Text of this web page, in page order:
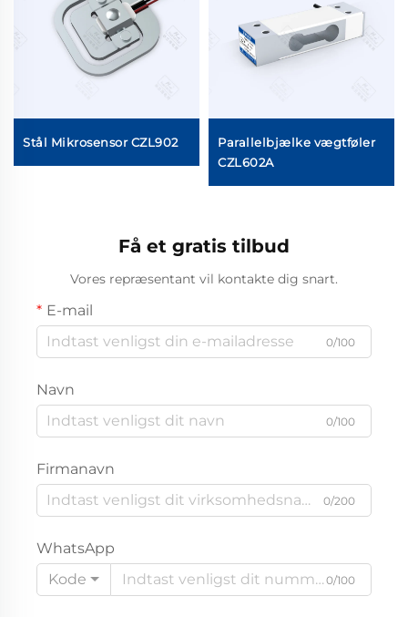
Stål Mikrosensor CZL902
Parallelbjælke vægtføler
CZL602A
Få et gratis tilbud
Vores repræsentant vil kontakte dig snart.
E-mail
0/100
Navn
0/100
Firmanavn
0/200
WhatsApp
Kode
0/100